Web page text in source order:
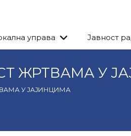
управа Јавност
ЖРТВАМА У
У ЈАЈИНЦИМА